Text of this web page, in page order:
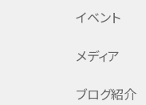
イベント
メディア
ブログ紹介